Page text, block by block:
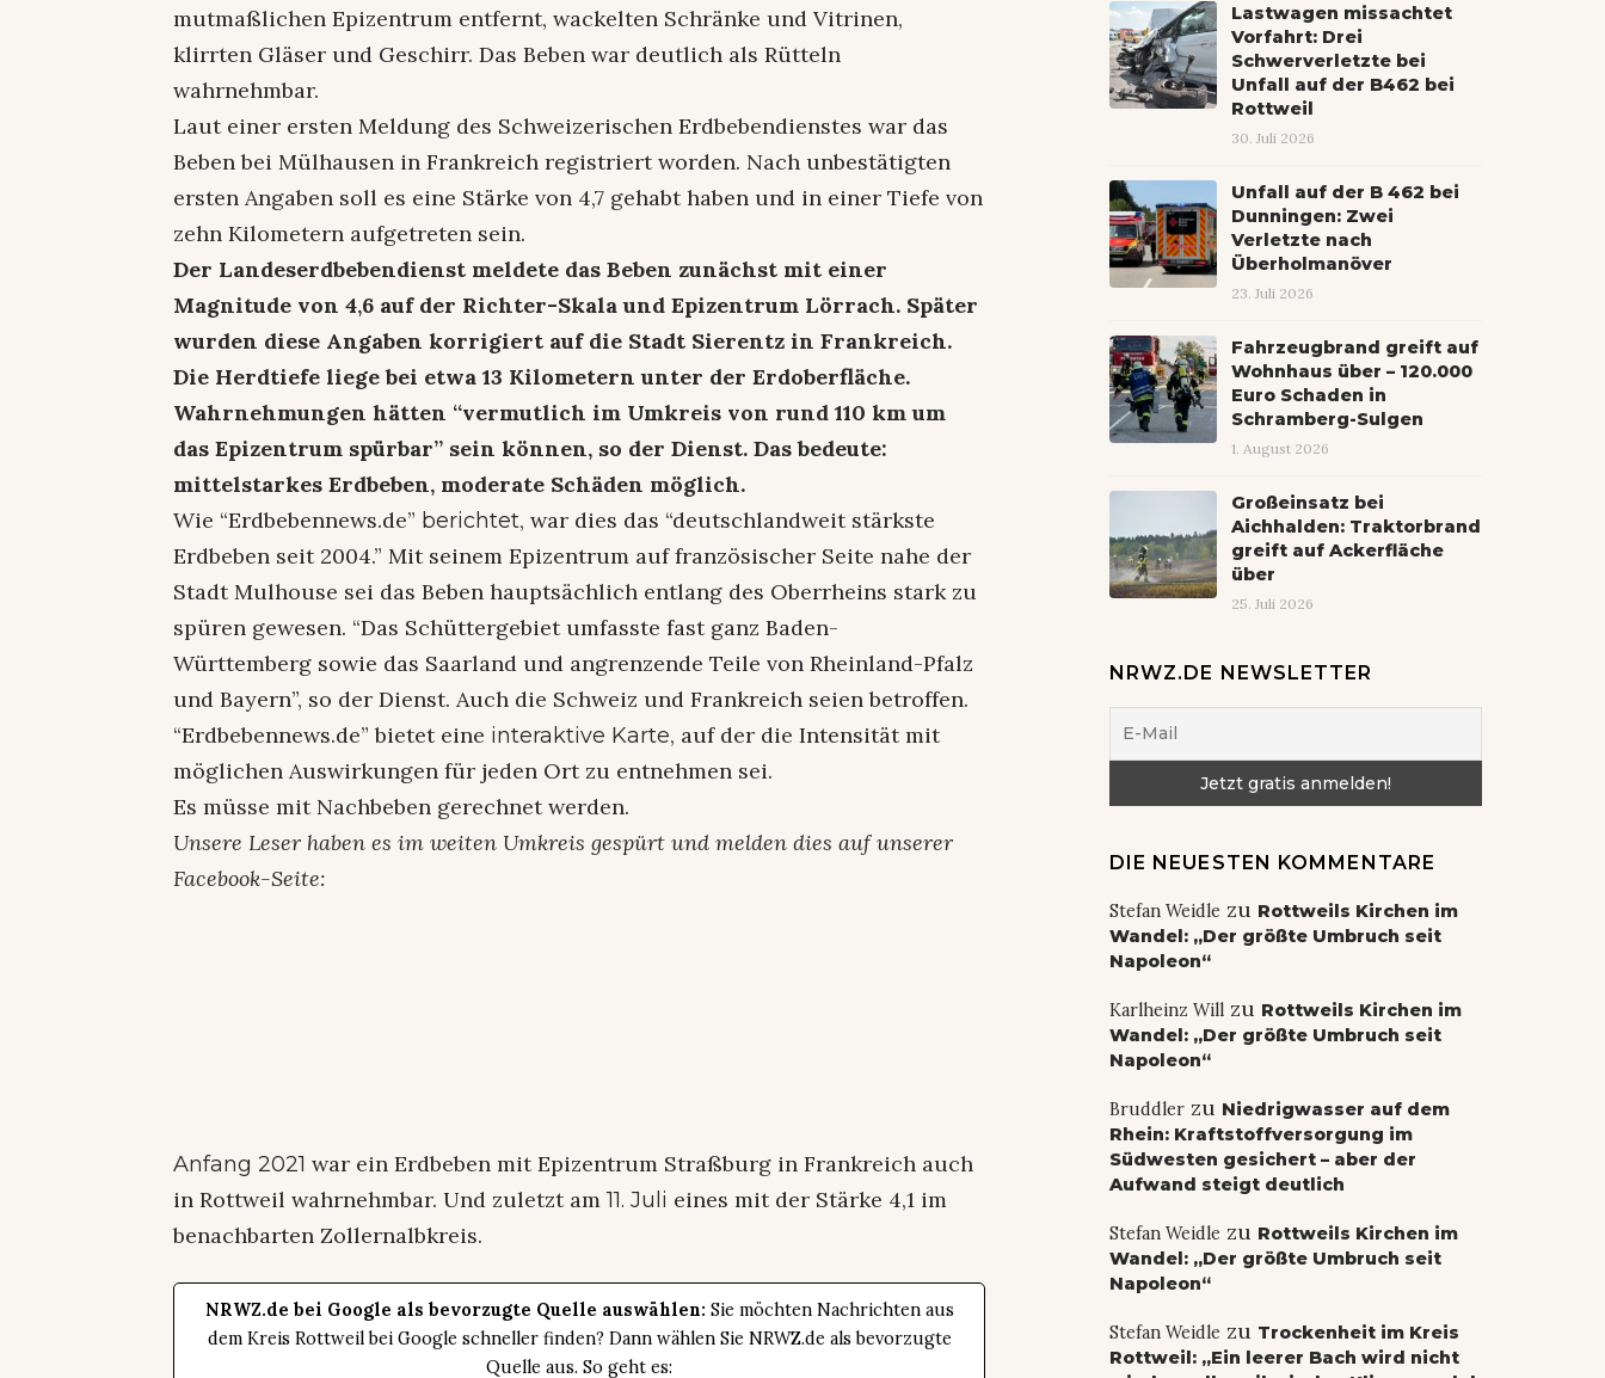
mutmaßlichen Epizentrum entfernt, wackelten Schränke und Vitrinen,
klirrten Gläser und Geschirr. Das Beben war deutlich als Rütteln
wahrnehmbar.
Laut einer ersten Meldung des Schweizerischen Erdbebendienstes war das
Beben bei Mülhausen in Frankreich registriert worden. Nach unbestätigten
ersten Angaben soll es eine Stärke von 4,7 gehabt haben und in einer Tiefe von
zehn Kilometern aufgetreten sein.
Der Landeserdbebendienst meldete das Beben zunächst mit einer
Magnitude von 4,6 auf der Richter-Skala und Epizentrum Lörrach. Später
wurden diese Angaben korrigiert auf die Stadt Sierentz in Frankreich.
Die Herdtiefe liege bei etwa 13 Kilometern unter der Erdoberfläche.
Wahrnehmungen hätten “vermutlich im Umkreis von rund 110 km um
das Epizentrum spürbar” sein können, so der Dienst. Das bedeute:
mittelstarkes Erdbeben, moderate Schäden möglich.
Wie “Erdbebennews.de” berichtet, war dies das “deutschlandweit stärkste
Erdbeben seit 2004.” Mit seinem Epizentrum auf französischer Seite nahe der
Stadt Mulhouse sei das Beben hauptsächlich entlang des Oberrheins stark zu
spüren gewesen. “Das Schüttergebiet umfasste fast ganz Baden-
Württemberg sowie das Saarland und angrenzende Teile von Rheinland-Pfalz
und Bayern”, so der Dienst. Auch die Schweiz und Frankreich seien betroffen.
“Erdbebennews.de” bietet eine interaktive Karte, auf der die Intensität mit
möglichen Auswirkungen für jeden Ort zu entnehmen sei.
Es müsse mit Nachbeben gerechnet werden.
Unsere Leser haben es im weiten Umkreis gespürt und melden dies auf unserer
Facebook-Seite:
Anfang 2021 war ein Erdbeben mit Epizentrum Straßburg in Frankreich auch
in Rottweil wahrnehmbar. Und zuletzt am11. Juli eines mit der Stärke 4,1 im
benachbarten Zollernalbkreis.
NRWZ.de bei Google als bevorzugte Quelle auswählen: Sie möchten Nachrichten aus
dem Kreis Rottweil bei Google schneller finden? Dann wählen Sie NRWZ.de als bevorzugte
Quelle aus. So geht es:
Lastwagen missachtet
Vorfahrt: Drei
Schwerverletzte bei
Unfall auf der B462 bei
Rottweil
30. Juli 2026
Unfall auf der B 462 bei
Dunningen: Zwei
Verletzte nach
Überholmanöver
23. Juli 2026
Fahrzeugbrand greift auf
Wohnhaus über – 120.000
Euro Schaden in
Schramberg-Sulgen
1. August 2026
Großeinsatz bei
Aichhalden: Traktorbrand
greift auf Ackerfläche
über
25. Juli 2026
NRWZ.DE NEWSLETTER
DIE NEUESTEN KOMMENTARE
Stefan Weidle zu Rottweils Kirchen im
Wandel: „Der größte Umbruch seit
Napoleon“
Karlheinz Willzu Rottweils Kirchen im
Wandel: „Der größte Umbruch seit
Napoleon“
Bruddlerzu Niedrigwasser auf dem
Rhein: Kraftstoffversorgung im
Südwesten gesichert – aber der
Aufwand steigt deutlich
Stefan Weidle zu Rottweils Kirchen im
Wandel: „Der größte Umbruch seit
Napoleon“
Stefan Weidle zu Trockenheit im Kreis
Rottweil: „Ein leerer Bach wird nicht